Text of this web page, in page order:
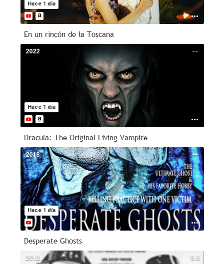
Hace 1 día
En un rincón de la Toscana
--
Hace 1 día
2022
Dracula: The Original Living Vampire
--
Hace 1 día
2018
Desperate Ghosts
3.0
2012